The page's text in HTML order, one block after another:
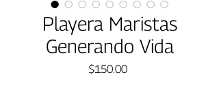
Playera Maristas
Generando Vida
$150.00Precio